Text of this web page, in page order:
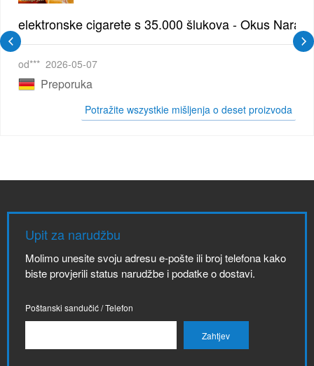
| Elegantna Voćna Kombinacija
elektronske cigarete s 35.000 šlukova - Okus
od*** 2026-05-07
Preporuka
Potražite wszystkie mišljenja o deset proizvoda
Upit za narudžbu
Molimo unesite svoju adresu e-pošte ili broj telefona kako
biste provjerili status narudžbe i podatke o dostavi.
Poštanski sandučić / Telefon